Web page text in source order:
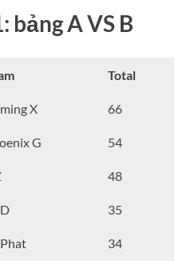
bảng A VS B
Total
X 66
G 54
48
35
34